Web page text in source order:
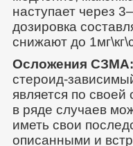
наступает через
дозировка
снижают до
Осложения СЗМА:
стероид-
является по своей
в ряде случаев
иметь свои
описанными и